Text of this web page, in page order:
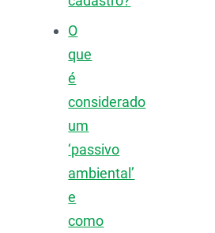
O
que
é
considerado
um
‘passivo
ambiental’
e
como